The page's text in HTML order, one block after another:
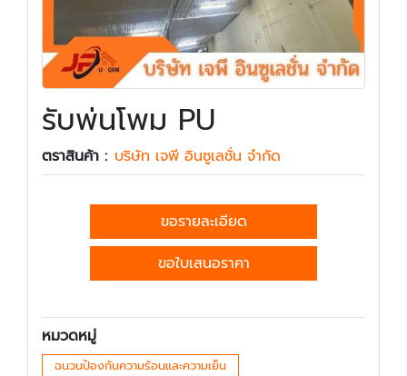
รับพ่นโพม PU
ตราสินค้า : บริษัท เจพี อินซูเลชั่น จำกัด
ขอรายละเอียด
ขอใบเสนอราคา
หมวดหมู่
ฉนวนป้องกันความร้อนและความเย็น